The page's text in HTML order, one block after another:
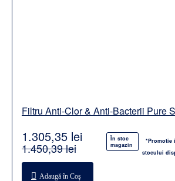
Filtru Anti-Clor & Anti-Bacterii Pure
În stoc
magazin
*Promotie
stocului
1.305,35 lei
1.450,39 lei
Adaugă în Coş